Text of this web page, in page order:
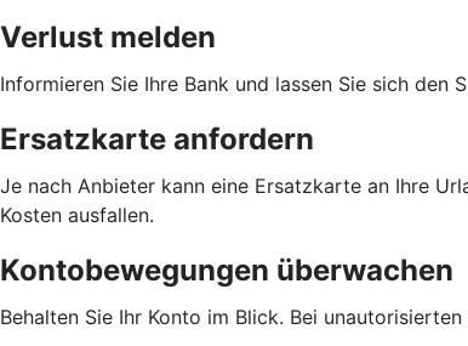
Verlust melden
Informieren Sie Ihre Bank und lassen Sie sich
Ersatzkarte anfordern
Je nach Anbieter kann eine Ersatzkarte an Ihre
Kosten ausfallen.
Kontobewegungen überwachen
Behalten Sie Ihr Konto im Blick. Bei